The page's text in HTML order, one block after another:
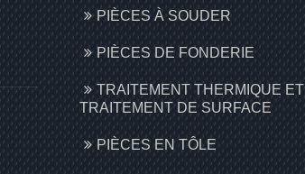
PIÈCES À SOUDER
PIÈCES DE FONDERIE
TRAITEMENT THERMIQUE ET
TRAITEMENT DE SURFACE
PIÈCES EN TÔLE